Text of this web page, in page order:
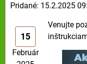
Pridané: 15.2.2025
15
Február
Venujte